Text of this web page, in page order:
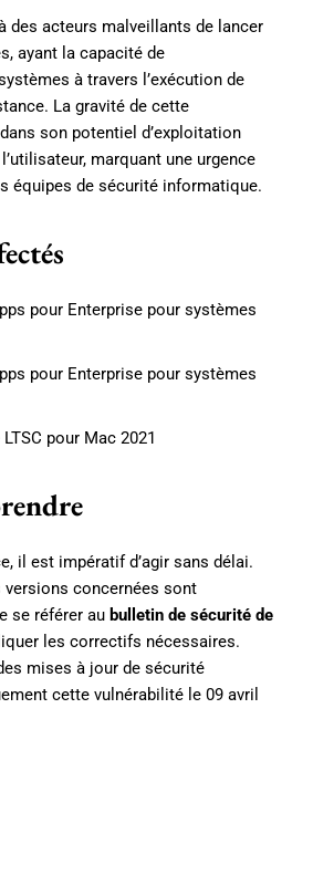
des acteurs malveillants de lancer
ayant la capacité de
à travers l’exécution de
La gravité de cette
son potentiel d’exploitation
marquant une urgence
équipes de sécurité informatique.
pour Enterprise pour systèmes
pour Enterprise pour systèmes
pour Mac 2021
il est impératif d’agir sans délai.
concernées sont
se référer au bulletin de sécurité de
les correctifs nécessaires.
mises à jour de sécurité
cette vulnérabilité le 09 avril